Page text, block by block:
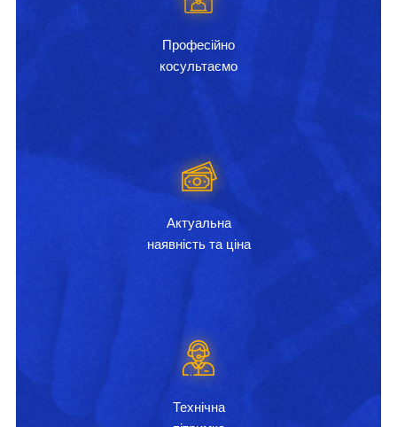
Професійно
косультаємо
Актуальна
наявність та ціна
Технічна